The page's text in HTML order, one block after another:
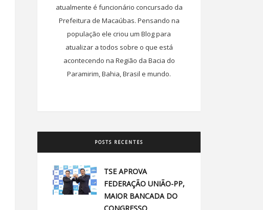
atualmente é funcionário concursado da
Prefeitura de Macaúbas. Pensando na
população ele criou um Blog para
atualizar a todos sobre o que está
acontecendo na Região da Bacia do
Paramirim, Bahia, Brasil e mundo.
POSTS RECENTES
TSE APROVA
FEDERAÇÃO UNIÃO-PP,
MAIOR BANCADA DO